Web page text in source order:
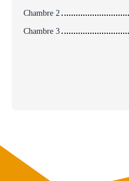
Chambre 2
Chambre 3